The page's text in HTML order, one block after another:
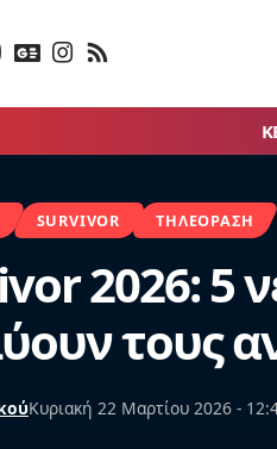
SURVIVOR ΤΗΛΕΌΡΑΣΗ
2026: 5
τους
Κυριακή 22 Μαρτίου 2026 -